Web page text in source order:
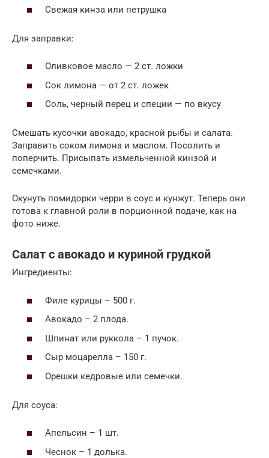
Свежая кинза или петрушка
Для заправки:
Оливковое масло — 2 ст. ложки
Сок лимона — от 2 ст. ложек
Соль, черный перец и специи — по вкусу
Смешать кусочки авокадо, красной рыбы и салата.
Заправить соком лимона и маслом. Посолить и
поперчить. Присыпать измельченной кинзой и
семечками.
Окунуть помидорки черри в соус и кунжут. Теперь они
готова к главной роли в порционной подаче, как на
фото ниже.
Салат с авокадо и куриной грудкой
Ингредиенты:
Филе курицы – 500 г.
Авокадо – 2 плода.
Шпинат или руккола – 1 пучок.
Сыр моцарелла – 150 г.
Орешки кедровые или семечки.
Для соуса:
Апельсин – 1 шт.
Чеснок – 1 долька.